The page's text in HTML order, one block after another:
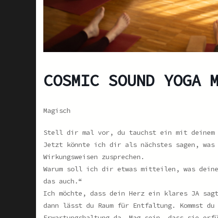
COSMIC SOUND YOGA
Magisch
Stell dir mal vor, du tauchst ein mit deinem
Jetzt könnte ich dir als nächstes sagen, was
Wirkungsweisen zusprechen.
Warum soll ich dir etwas mitteilen, was
das auch.“
Ich möchte, dass dein Herz ein klares JA
dann lässt du Raum für Entfaltung. Kommst